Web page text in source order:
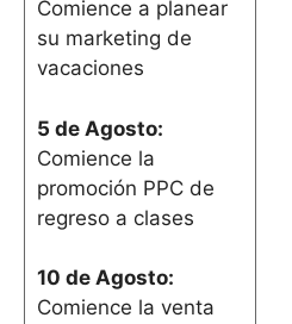
Comience a planear
su marketing de
vacaciones
5 de Agosto:
Comience la
promoción PPC de
regreso a clases
10 de Agosto:
Comience la venta